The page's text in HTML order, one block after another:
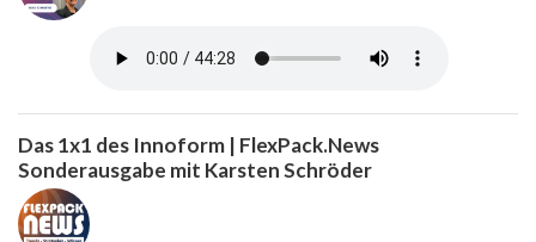
Das 1x1 des Innoform | FlexPack.News
Sonderausgabe mit Karsten Schröder